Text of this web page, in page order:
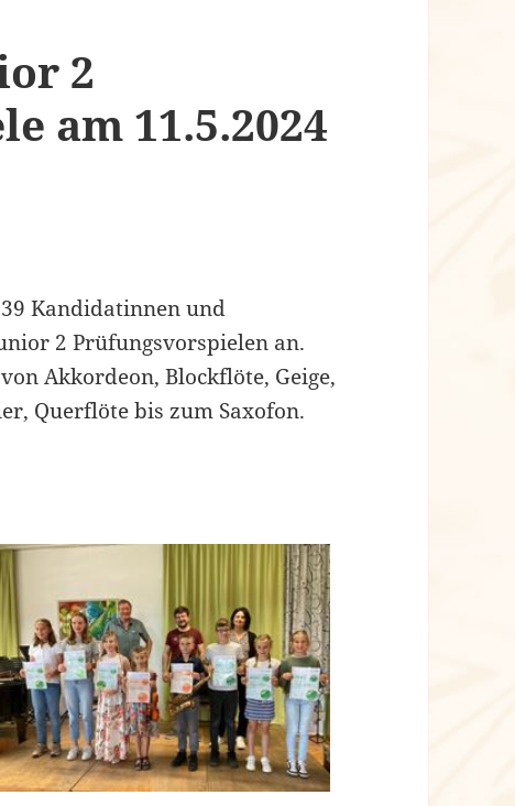
2
am 11.5.2024
Kandidatinnen und
2 Prüfungsvorspielen an.
Akkordeon, Blockflöte, Geige,
Querflöte bis zum Saxofon.